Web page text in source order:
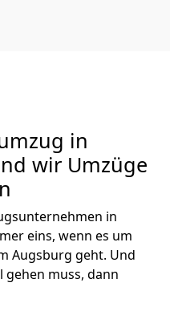
in
wir Umzüge
in
eins, wenn es um
Augsburg geht. Und
gehen muss, dann